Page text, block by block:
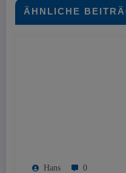
ÄHNLICHE
Hans 0